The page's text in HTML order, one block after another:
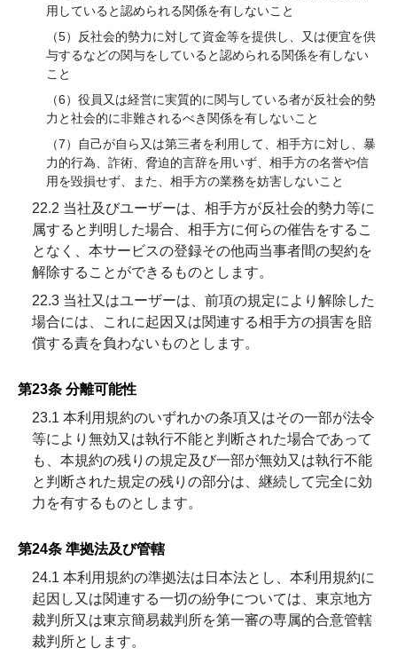
用していると認められる関係を有しないこと
（5）反社会的勢力に対して資金等を提供し、又は便宜を供
与するなどの関与をしていると認められる関係を有しない
こと
（6）役員又は経営に実質的に関与している者が反社会的勢
力と社会的に非難されるべき関係を有しないこと
（7）自己が自ら又は第三者を利用して、相手方に対し、暴
力的行為、詐術、脅迫的言辞を用いず、相手方の名誉や信
用を毀損せず、また、相手方の業務を妨害しないこと
22.2 当社及びユーザーは、相手方が反社会的勢力等に
属すると判明した場合、相手方に何らの催告をするこ
となく、本サービスの登録その他両当事者間の契約を
解除することができるものとします。
22.3 当社又はユーザーは、前項の規定により解除した
場合には、これに起因又は関連する相手方の損害を賠
償する責を負わないものとします。
第23条 分離可能性
23.1 本利用規約のいずれかの条項又はその一部が法令
等により無効又は執行不能と判断された場合であって
も、本規約の残りの規定及び一部が無効又は執行不能
と判断された規定の残りの部分は、継続して完全に効
力を有するものとします。
第24条 準拠法及び管轄
24.1 本利用規約の準拠法は日本法とし、本利用規約に
起因し又は関連する一切の紛争については、東京地方
裁判所又は東京簡易裁判所を第一審の専属的合意管轄
裁判所とします。